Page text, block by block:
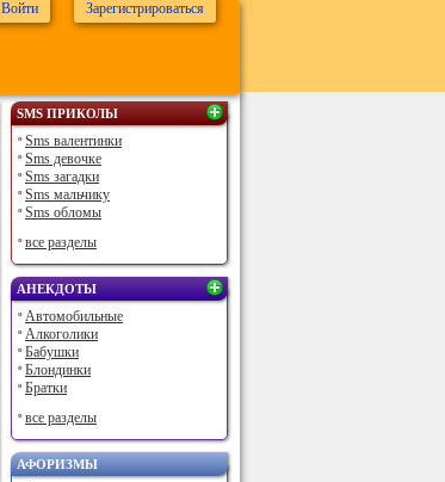
SMS ПРИКОЛЫ
Sms валентинки
Sms девочке
Sms загадки
Sms мальчику
Sms обломы
все разделы
АНЕКДОТЫ
Автомобильные
Алкоголики
Бабушки
Блондинки
Братки
все разделы
АФОРИЗМЫ
Войти Зарегистрироваться